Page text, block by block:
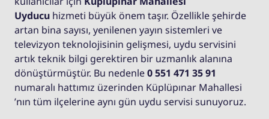
Uyducu hizmeti büyük önem taşır. Özellikle şehirde
artan bina sayısı, yenilenen yayın sistemleri ve
televizyon teknolojisinin gelişmesi, uydu servisini
artık teknik bilgi gerektiren bir uzmanlık alanına
dönüştürmüştür. Bu nedenle0 551 471 35 91
numaralı hattımız üzerinden Küplüpınar Mahallesi
’nın tüm ilçelerine aynı gün uydu servisi sunuyoruz.